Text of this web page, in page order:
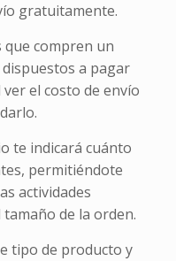
gratuitamente.
compren un
a pagar
el costo de envío
te indicará cuánto
permitiéndote
actividades
de la orden.
tipo de producto y